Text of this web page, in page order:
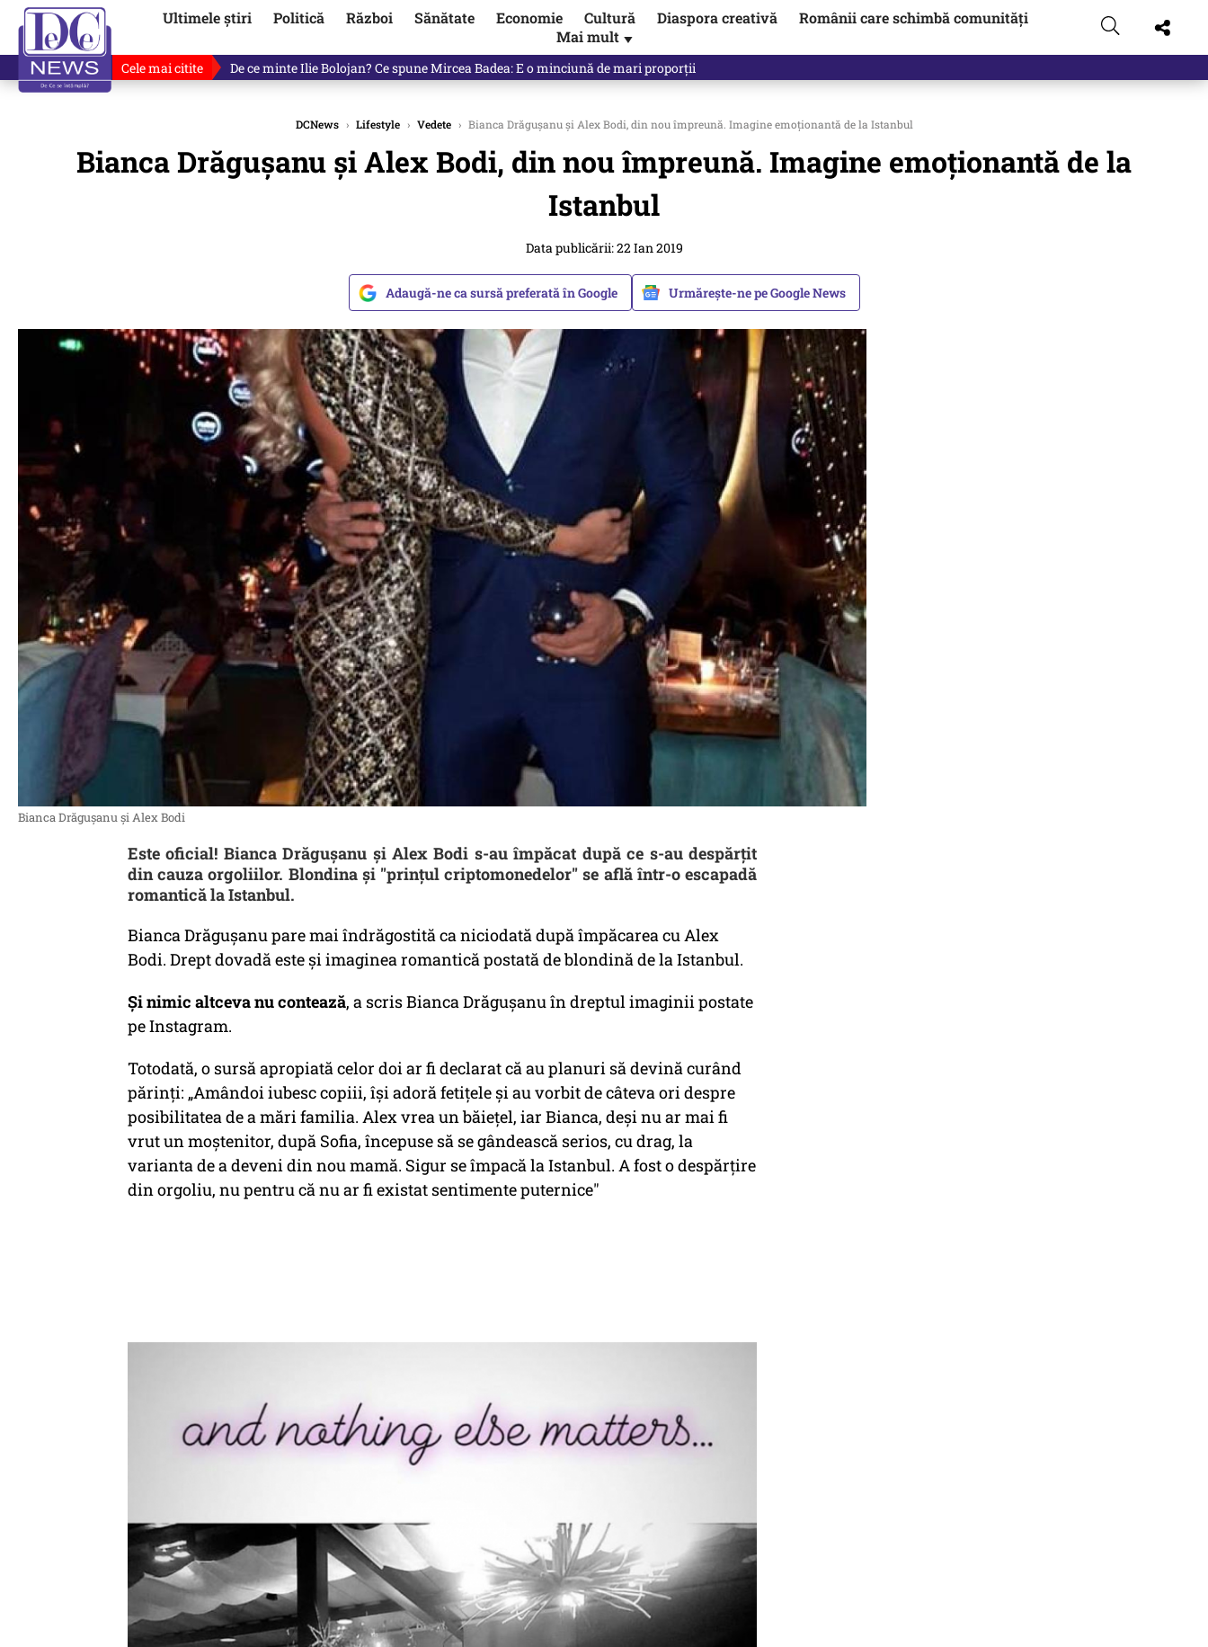
Ultimele știri Politică Război Sănătate Economie Cultură Diaspora creativă
Românii care schimbă comunități
Mai mult ▼
Cele mai citite De ce minte Ilie Bolojan? Ce spune Mircea Badea: E o minciună de mari proporții
DCNews › Lifestyle › Vedete › Bianca Drăgușanu și Alex Bodi, din nou împreună. Imagine emoționantă de la Istanbul
Bianca Drăgușanu și Alex Bodi, din nou împreună. Imagine emoționantă de la
Istanbul
Data publicării: 22 Ian 2019
Adaugă-ne ca sursă preferată în Google Urmărește-ne pe Google News
Bianca Drăgușanu și Alex Bodi
Este oficial! Bianca Drăgușanu și Alex Bodi s-au împăcat după ce s-au despărțit
din cauza orgoliilor. Blondina și ''prințul criptomonedelor'' se află într-o escapadă
romantică la Istanbul.
Bianca Drăgușanu pare mai îndrăgostită ca niciodată după împăcarea cu Alex
Bodi. Drept dovadă este și imaginea romantică postată de blondină de la Istanbul.
Și nimic altceva nu contează, a scris Bianca Drăgușanu în dreptul imaginii postate
pe Instagram.
Totodată, o sursă apropiată celor doi ar fi declarat că au planuri să devină curând
părinți: „Amândoi iubesc copiii, îşi adoră fetiţele şi au vorbit de câteva ori despre
posibilitatea de a mări familia. Alex vrea un băieţel, iar Bianca, deşi nu ar mai fi
vrut un moştenitor, după Sofia, începuse să se gândească serios, cu drag, la
varianta de a deveni din nou mamă. Sigur se împacă la Istanbul. A fost o despărţire
din orgoliu, nu pentru că nu ar fi existat sentimente puternice"